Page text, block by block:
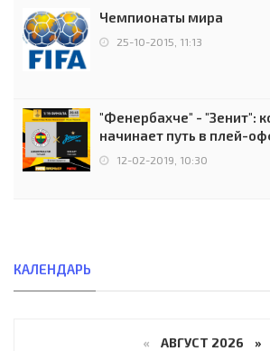
Чемпионаты мира
25-10-2015, 11:13
"Фенербахче" - "Зенит":
начинает путь в плей-
12-02-2019, 10:30
КАЛЕНДАРЬ
« АВГУСТ 2026 »